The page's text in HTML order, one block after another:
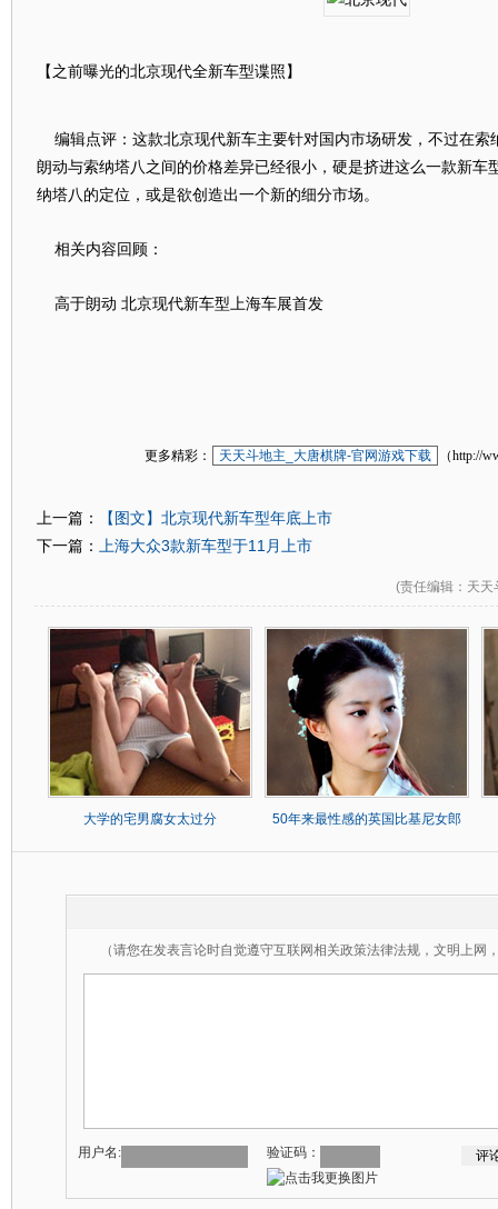
【之前曝光的北京现代全新车型谍照】
编辑点评：这款北京现代新车主要针对国内市场研发，不过在索
朗动与索纳塔八之间的价格差异已经很小，硬是挤进这么一款新车
纳塔八的定位，或是欲创造出一个新的细分市场。
相关内容回顾：
高于朗动 北京现代新车型上海车展首发
更多精彩： 天天斗地主_大唐棋牌-官网游戏下载 （http://
上一篇： 【图文】北京现代新车型年底上市
下一篇： 上海大众3款新车型于11月上市
(责任编辑 ：天
大学的宅男腐女太过分 50年来最性感的英国比基尼女郎
（请您在发表言论时自觉遵守互联网相关政策法律法规，文明上网
用户名: 验证码：